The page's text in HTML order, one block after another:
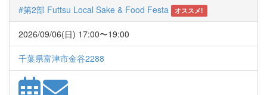
#第2部 Futtsu Local Sake & Food Festa オススメ!
2026/09/06(日) 17:00〜19:00
千葉県富津市金谷2288